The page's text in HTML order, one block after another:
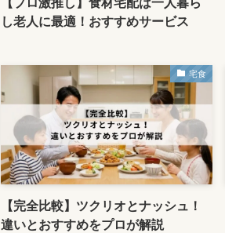
【プロ激推し】食材宅配は一人暮ら
し老人に最適！おすすめサービス
宅食
【完全比較】ツクリオとナッシュ！
違いとおすすめをプロが解説